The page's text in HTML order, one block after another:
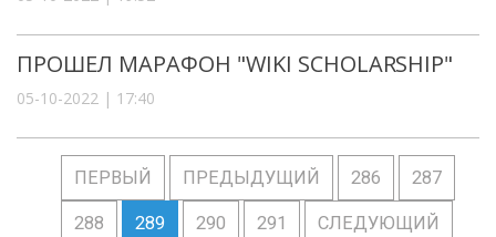
ПРОШЕЛ МАРАФОН "WIKI SCHOLARSHIP"
05-10-2022 | 17:40
ПЕРВЫЙ ПРЕДЫДУЩИЙ 286 287
288 289 290 291 СЛЕДУЮЩИЙ